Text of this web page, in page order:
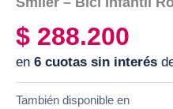
$ 288.200
en 6 cuotas sin interés
También disponible en